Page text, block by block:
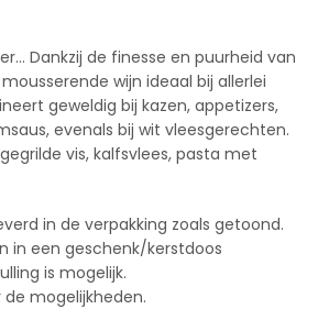
Dankzij de finesse en puurheid van
wijn ideaal bij allerlei
geweldig bij kazen, appetizers,
evenals bij wit vleesgerechten.
vis, kalfsvlees, pasta met
in de verpakking zoals getoond.
in een geschenk/kerstdoos
is mogelijk.
mogelijkheden.